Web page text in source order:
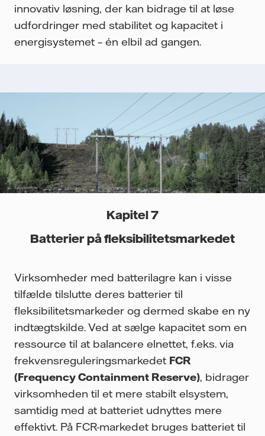
innovativ løsning, der kan bidrage til at løse
udfordringer med stabilitet og kapacitet i
energisystemet – én elbil ad gangen.
Kapitel 7
Batterier på fleksibilitetsmarkedet
Virksomheder med batterilagre kan i visse
tilfælde tilslutte deres batterier til
fleksibilitetsmarkeder og dermed skabe en ny
indtægtskilde. Ved at sælge kapacitet som en
ressource til at balancere elnettet, f.eks. via
frekvensreguleringsmarkedet FCR
(Frequency Containment Reserve), bidrager
virksomheden til et mere stabilt elsystem,
samtidig med at batteriet udnyttes mere
effektivt. På FCR-markedet bruges batteriet til